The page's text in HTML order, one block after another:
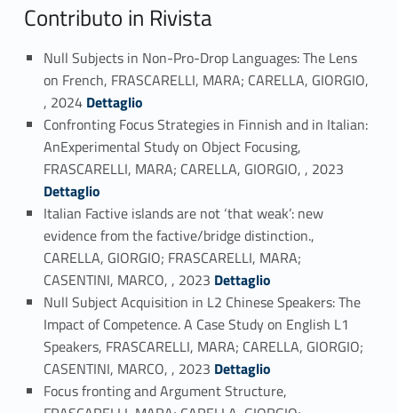
Contributo in Rivista
Null Subjects in Non-Pro-Drop Languages: The Lens
on French, FRASCARELLI, MARA; CARELLA, GIORGIO,
, 2024 Link identifier #identifier_person_2309-1Dettaglio
Confronting Focus Strategies in Finnish and in Italian:
AnExperimental Study on Object Focusing,
FRASCARELLI, MARA; CARELLA, GIORGIO, , 2023
Dettaglio
Italian Factive islands are not ‘that weak’: new
evidence from the factive/bridge distinction.,
CARELLA, GIORGIO; FRASCARELLI, MARA;
CASENTINI, MARCO, , 2023 Link identifier #identifier_person_110075-3Dettaglio
Null Subject Acquisition in L2 Chinese Speakers: The
Impact of Competence. A Case Study on English L1
Speakers, FRASCARELLI, MARA; CARELLA, GIORGIO;
CASENTINI, MARCO, , 2023 Link identifier #identifier_person_165204-4Dettaglio
Focus fronting and Argument Structure,